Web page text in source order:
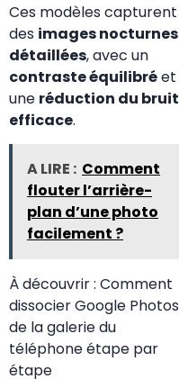
Ces modèles capturent
des images nocturnes
détaillées, avec un
contraste équilibréet
une réduction du bruit
efficace.
A LIRE : Comment
flouter l’arrière-
plan d’une photo
facilement ?
À découvrir : Comment
dissocier Google Photos
de la galerie du
téléphone étape par
étape